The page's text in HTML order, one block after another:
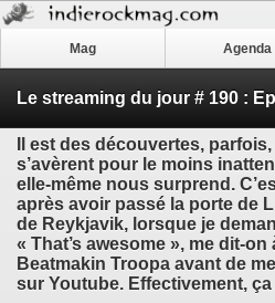
Mag Agenda
Il est des découvertes,
s’avèrent pour le moins
elle-même nous surprend.
après avoir passé la porte de
de Reykjavik, lorsque je
« That’s awesome », me dit-on
Beatmakin Troopa avant de
sur Youtube. Effectivement, ça